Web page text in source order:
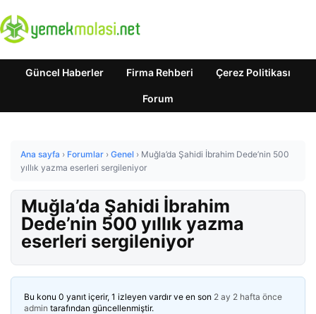
Güncel Haberler Firma Rehberi Çerez Politikası
Forum
Ana sayfa › Forumlar › Genel › Muğla’da Şahidi İbrahim Dede’nin 500
yıllık yazma eserleri sergileniyor
Muğla’da Şahidi İbrahim
Dede’nin 500 yıllık yazma
eserleri sergileniyor
Bu konu 0 yanıt içerir, 1 izleyen vardır ve en son 2 ay 2 hafta önce
admin tarafından güncellenmiştir.